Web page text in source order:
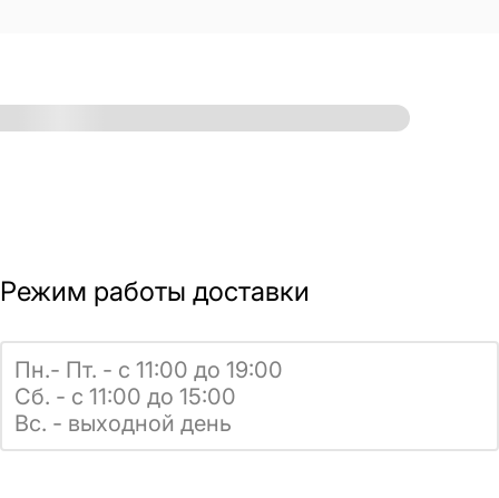
Режим работы доставки
Пн.- Пт. - с 11:00 до 19:00
Сб. - с 11:00 до 15:00
Вс. - выходной день